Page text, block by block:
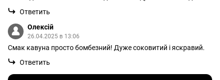
Ответить
Олексій
26.04.2025 в 13:06
Смак кавуна просто бомбезний! Дуже соковитий і яскравий.
Ответить